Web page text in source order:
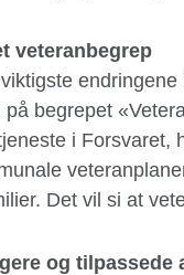
veteranbegrep
på begrepet
i Forsvaret,
Det vil si at
og tilpassede